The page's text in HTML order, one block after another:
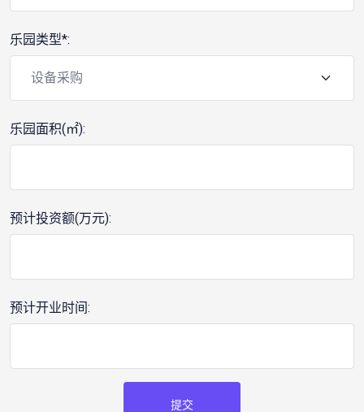
乐园类型*:
乐园面积(㎡):
预计投资额(万元):
预计开业时间:
提交